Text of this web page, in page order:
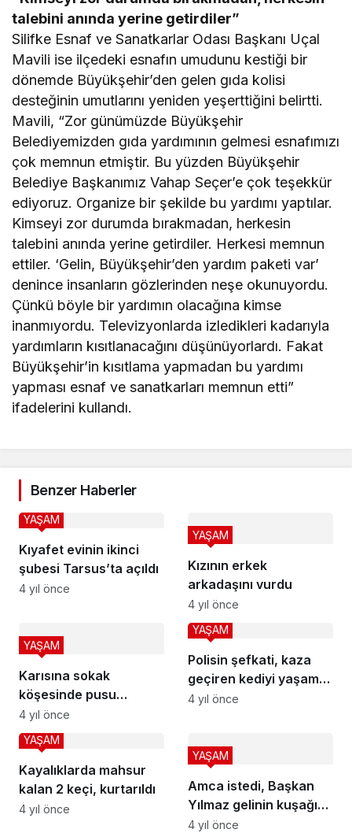
talebini anında yerine getirdiler”
Silifke Esnaf ve Sanatkarlar Odası Başkanı Uçal
Mavili ise ilçedeki esnafın umudunu kestiği bir
dönemde Büyükşehir’den gelen gıda kolisi
desteğinin umutlarını yeniden yeşerttiğini belirtti.
Mavili, “Zor günümüzde Büyükşehir
Belediyemizden gıda yardımının gelmesi esnafımızı
çok memnun etmiştir. Bu yüzden Büyükşehir
Belediye Başkanımız Vahap Seçer’e çok teşekkür
ediyoruz. Organize bir şekilde bu yardımı yaptılar.
Kimseyi zor durumda bırakmadan, herkesin
talebini anında yerine getirdiler. Herkesi memnun
ettiler. ‘Gelin, Büyükşehir’den yardım paketi var’
denince insanların gözlerinden neşe okunuyordu.
Çünkü böyle bir yardımın olacağına kimse
inanmıyordu. Televizyonlarda izledikleri kadarıyla
yardımların kısıtlanacağını düşünüyorlardı. Fakat
Büyükşehir’in kısıtlama yapmadan bu yardımı
yapması esnaf ve sanatkarları memnun etti”
ifadelerini kullandı.
Benzer Haberler
Kıyafet evinin ikinci
şubesi Tarsus’ta açıldı
YAŞAM
4 yıl önce
Kızının erkek
arkadaşını vurdu
YAŞAM
4 yıl önce
Karısına sokak
köşesinde pusu
kurmuş
YAŞAM
4 yıl önce
Polisin şefkati, kaza
geçiren kediyi yaşama
bağladı
YAŞAM
4 yıl önce
Kayalıklarda mahsur
kalan 2 keçi, kurtarıldı
YAŞAM
4 yıl önce
Amca istedi, Başkan
Yılmaz gelinin kuşağını
bağladı
YAŞAM
4 yıl önce